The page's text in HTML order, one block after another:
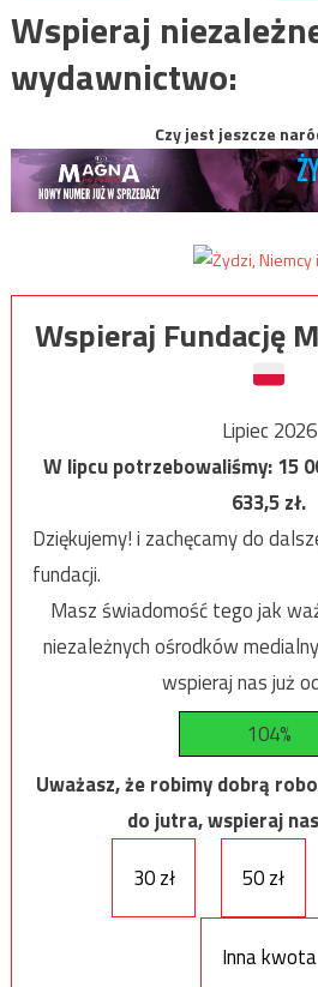
Wspieraj
wydawnictwo:
Czy jest jeszcze
Wspieraj Fundację
Lipiec 2026
W lipcu potrzebowaliśmy:15
633,5zł.
Dziękujemy! i zachęcamy do
fundacji.
Masz świadomość tego jak
niezależnych ośrodków
wspieraj nas już
104%
Uważasz, że robimy dobrą
do jutra, wspieraj
30 zł
50 zł
Inna kwota